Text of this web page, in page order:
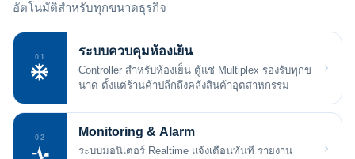
อัตโนมัติสำหรับทุกขนาดธุรกิจ
01 ระบบควบคุมห้องเย็น
Controller สำหรับห้องเย็น ตู้แช่ Multiplex รองรับทุกข
นาด ตั้งแต่ร้านค้าปลีกถึงคลังสินค้าอุตสาหกรรม
02 Monitoring & Alarm
ระบบมอนิเตอร์ Realtime แจ้งเตือนทันที รายงาน